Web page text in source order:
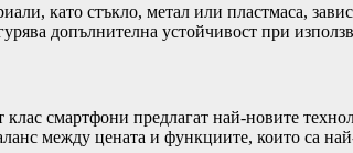
като стъкло, метал или пластмаса,
допълнителна устойчивост при
смартфони предлагат най-новите
между цената и функциите, които са